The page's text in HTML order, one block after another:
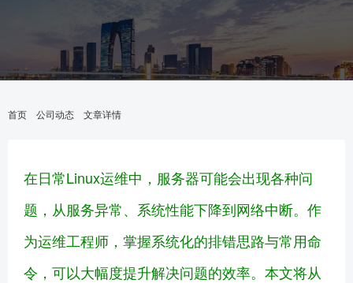
首页 公司动态 文章详情
在日常Linux运维中，服务器可能会出现各种问
题，从服务异常、系统性能下降到网络中断。作
为运维工程师，掌握系统化的排错思路与常用命
令，可以大幅度提升解决问题的效率。本文将从